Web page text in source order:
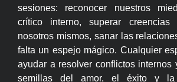
sesiones: reconocer nuestros
crítico interno, superar creencias
nosotros mismos, sanar las
falta un espejo mágico. Cualquier
ayudar a resolver conflictos internos
semillas del amor, el éxito y la